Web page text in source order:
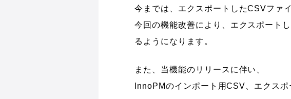
今までは、エクスポートしたCSVファ
今回の機能改善により、エクスポート
るようになります。
また、当機能のリリースに伴い、
InnoPMのインポート用CSV、エクス